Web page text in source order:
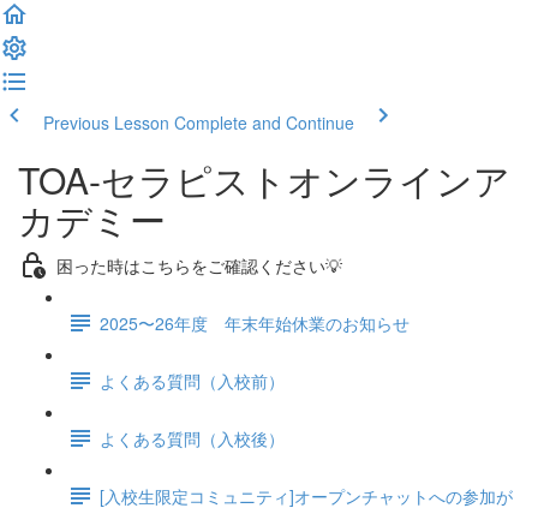
Previous Lesson Complete and Continue
TOA-セラピストオンラインア
カデミー
困った時はこちらをご確認ください💡
2025〜26年度 年末年始休業のお知らせ
よくある質問（入校前）
よくある質問（入校後）
[入校生限定コミュニティ]オープンチャットへの参加が